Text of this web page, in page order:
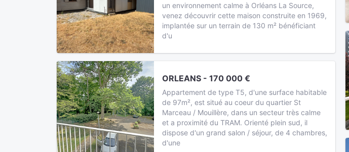
un environnement calme à Orléans La Source,
venez découvrir cette maison construite en 1969,
implantée sur un terrain de 130 m² bénéficiant
d'u
ORLEANS - 170 000 €
Appartement de type T5, d'une surface habitable
de 97m², est situé au coeur du quartier St
Marceau / Mouillère, dans un secteur très calme
et a proximité du TRAM. Orienté plein sud, il
dispose d'un grand salon / séjour, de 4 chambres,
d'une